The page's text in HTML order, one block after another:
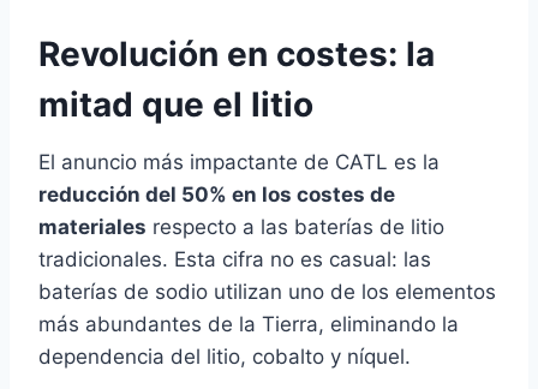
Revolución en costes: la
mitad que el litio
El anuncio más impactante de CATL es la
reducción del 50% en los costes de
materiales respecto a las baterías de litio
tradicionales. Esta cifra no es casual: las
baterías de sodio utilizan uno de los elementos
más abundantes de la Tierra, eliminando la
dependencia del litio, cobalto y níquel.